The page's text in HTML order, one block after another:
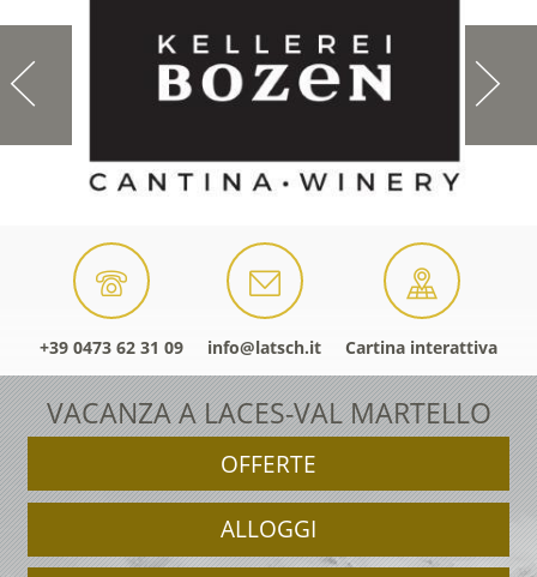
+39 0473 62 31 09 info@latsch.it Cartina interattiva
VACANZA A LACES-VAL MARTELLO
OFFERTE
ALLOGGI